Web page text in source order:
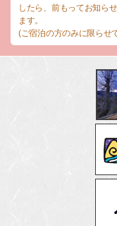
したら、前もってお知ら
ます。
(ご宿泊の方のみに限らせ